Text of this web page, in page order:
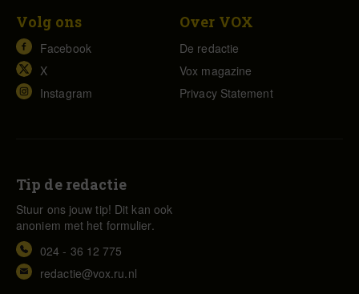
Volg ons
Facebook
X
Instagram
Over VOX
De redactie
Vox magazine
Privacy Statement
Tip de redactie
Stuur ons jouw tip! Dit kan ook
anoniem met het formulier.
024 - 36 12 775
redactie@vox.ru.nl